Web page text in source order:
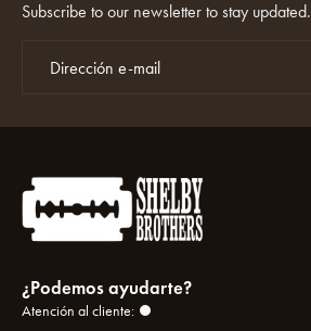
Subscribe to our newsletter to stay updated.
¿Podemos ayudarte?
Atención al cliente: